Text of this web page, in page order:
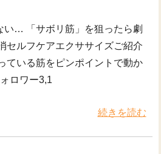
い… 「サボリ筋」を狙ったら劇
セルフケアエクササイズご紹介
ている筋をピンポイントで動か
ロワー3,1
続きを読む